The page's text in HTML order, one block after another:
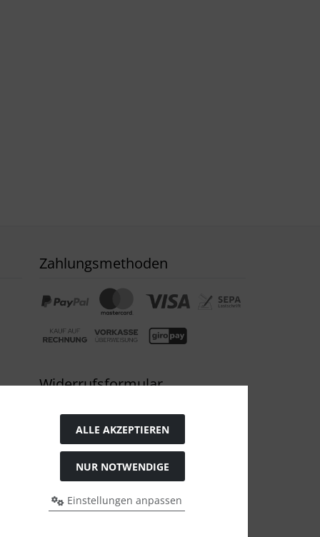
Zahlungsmethoden
Widerrufsformular
ALLE AKZEPTIEREN
NUR NOTWENDIGE
Einstellungen anpassen